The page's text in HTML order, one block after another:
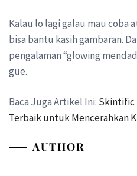
Kalau lo lagi galau mau coba
bisa bantu kasih gambaran.
pengalaman “glowing
gue.
Baca Juga Artikel Ini: Skintific
Terbaik untuk Mencerahkan
AUTHOR